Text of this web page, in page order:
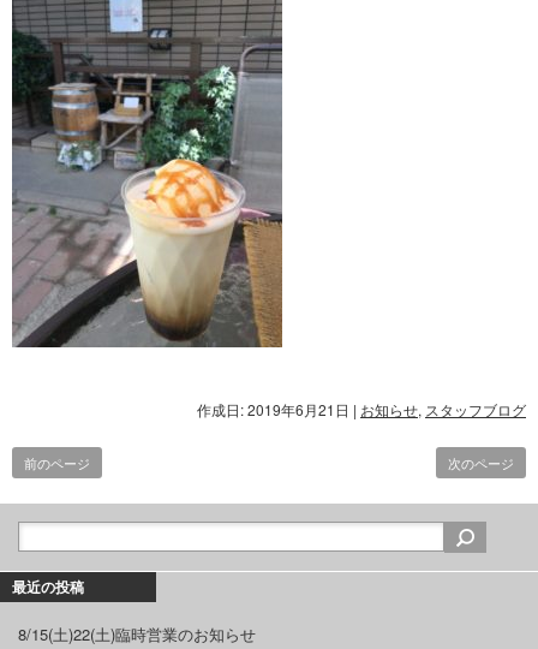
作成日: 2019年6月21日 | お知らせ, スタッフブログ
前のページ 次のページ
最近の投稿
8/15(土)22(土)臨時営業のお知らせ